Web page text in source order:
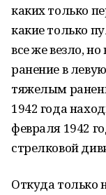
каких только
какие только
все же везло,
ранение в
тяжелым
1942 года
февраля 1942
стрелковой
Откуда только